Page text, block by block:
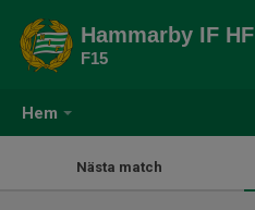
Hem
Hammarby IF HF
F15
Nästa match